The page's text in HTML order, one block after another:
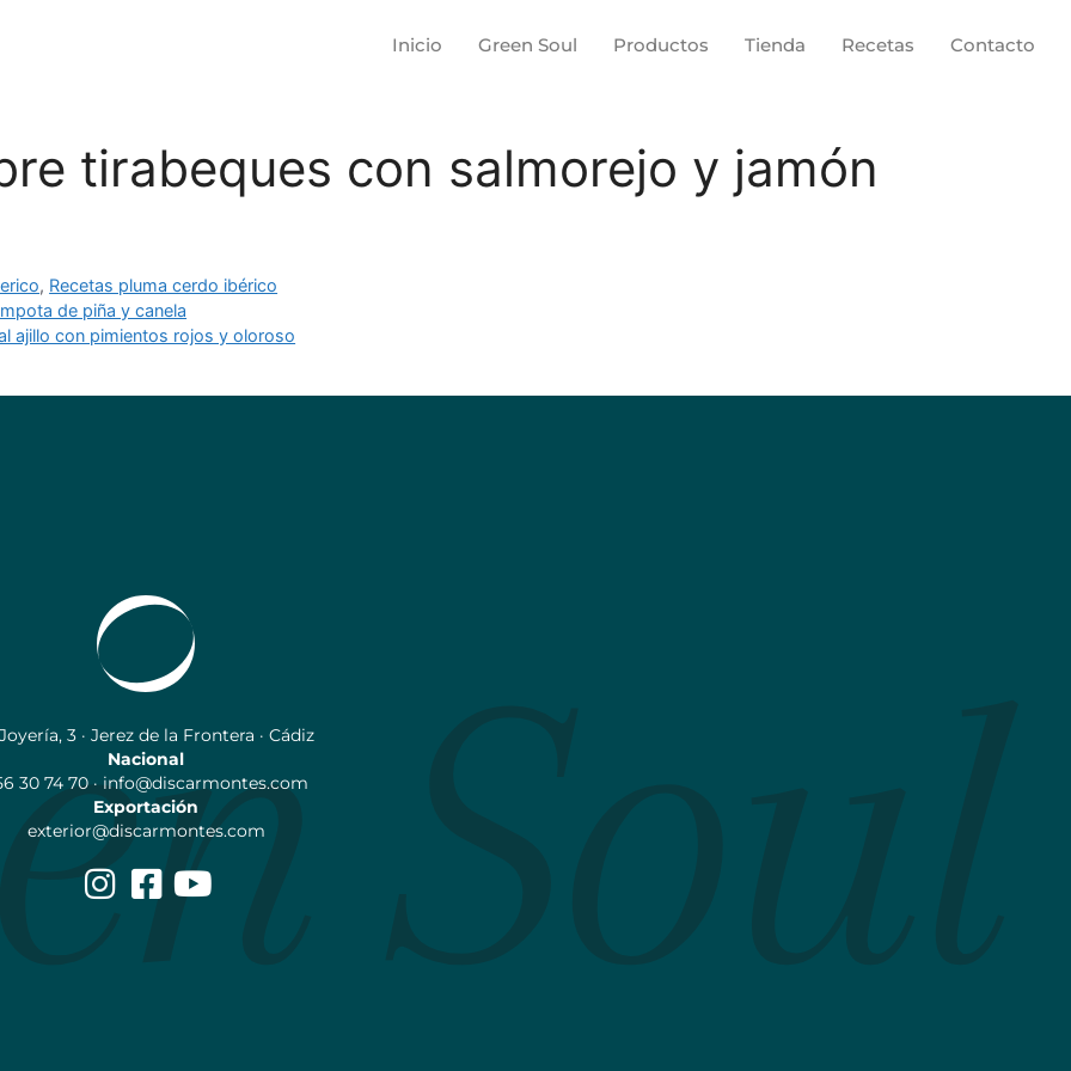
Inicio Green Soul Productos Tienda Recetas Contacto
tirabeques con salmorejo y jamón
, Recetas pluma cerdo ibérico
de piña y canela
ajillo con pimientos rojos y oloroso
3 · Jerez de la Frontera · Cádiz
Nacional
30 74 70 · info@discarmontes.com
Exportación
exterior@discarmontes.com